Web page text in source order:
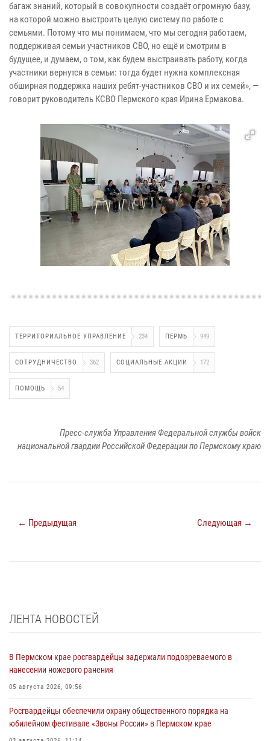
багаж знаний, который в совокупности создаёт огромную базу,
на которой можно выстроить целую систему по работе с
семьями. Потому что мы понимаем, что мы сегодня работаем,
поддерживая семьи участников СВО, но ещё и смотрим в
будущее, и думаем, о том, как будем выстраивать работу, когда
участники вернутся в семьи: тогда будет нужна комплексная
обширная поддержка наших ребят-участников СВО и их семей», —
говорит руководитель КСВО Пермского края Ирина Ермакова.
ТЕРРИТОРИАЛЬНОЕ УПРАВЛЕНИЕ 234 ПЕРМЬ 949
СОТРУДНИЧЕСТВО 362 СОЦИАЛЬНЫЕ АКЦИИ 172
ПОМОЩЬ 54
Пресс-служба Управления Федеральной службы войск
национальной гвардии Российской Федерации по Пермскому краю
← Предыдущая Следующая →
ЛЕНТА НОВОСТЕЙ
В Пермском крае росгвардейцы задержали подозреваемого в
нанесении ножевого ранения
05 августа 2026, 09:56
Росгвардейцы обеспечили охрану общественного порядка на
юбилейном фестивале «Звоны России» в Пермском крае